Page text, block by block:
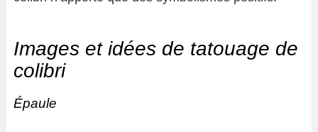
Images et idées de tatouage de
colibri
Épaule